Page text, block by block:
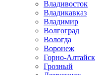
Владивосток
Владикавказ
Владимир
Волгоград
Вологда
Воронеж
Горно-Алтайск
Грозный